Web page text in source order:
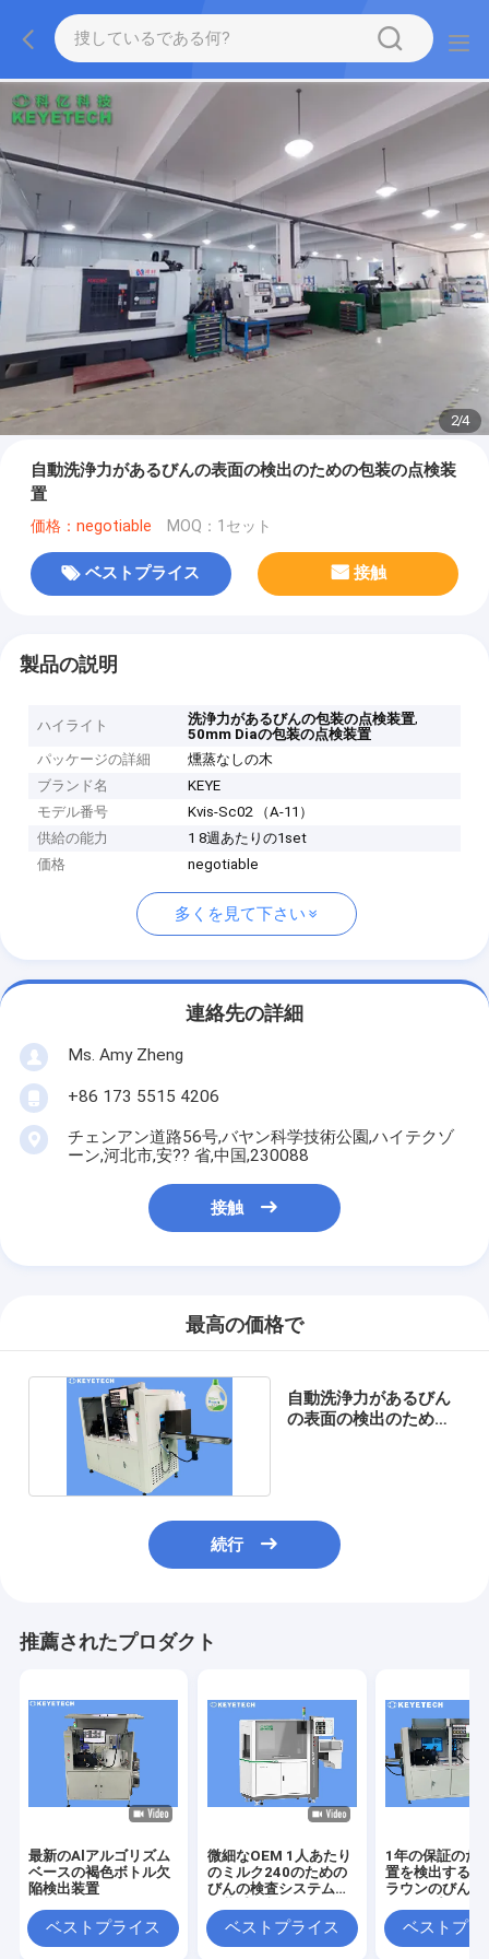
2/4
自動洗浄力があるびんの表面の検出のための包装の点検装
置
価格：negotiable MOQ：1セット
ベストプライス 接触
製品の説明
ハイライト 洗浄力があるびんの包装の点検装置,
50mm Diaの包装の点検装置
パッケージの詳細
燻蒸なしの木
ブランド名
KEYE
モデル番号
Kvis-Sc02 （A-11）
供給の能力
1 8週あたりの1set
価格
negotiable
多くを見て下さい
連絡先の詳細
Ms. Amy Zheng
+86 173 5515 4206
チェンアン道路56号,バヤン科学技術公園,ハイテクゾ
ーン,河北市,安?? 省,中国,230088
接触
最高の価格で
自動洗浄力があるびん
の表面の検出のための
続行
推薦されたプロダクト
最新のAlアルゴリズム
ベースの褐色ボトル欠
陥検出装置
ベストプライス
微細なOEM 1人あたり
のミルク240のための
びんの検査システムは
ベストプライス
1年の保証のた
置を検出する特
ラウンのびんの
ベストプラ